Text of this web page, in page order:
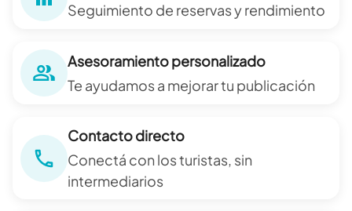
Seguimiento de reservas y rendimiento
Asesoramiento personalizado
Te ayudamos a mejorar tu publicación
Contacto directo
Conectá con los turistas, sin
intermediarios